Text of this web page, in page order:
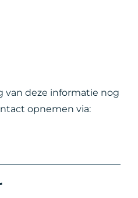
van deze informatie nog
opnemen via: